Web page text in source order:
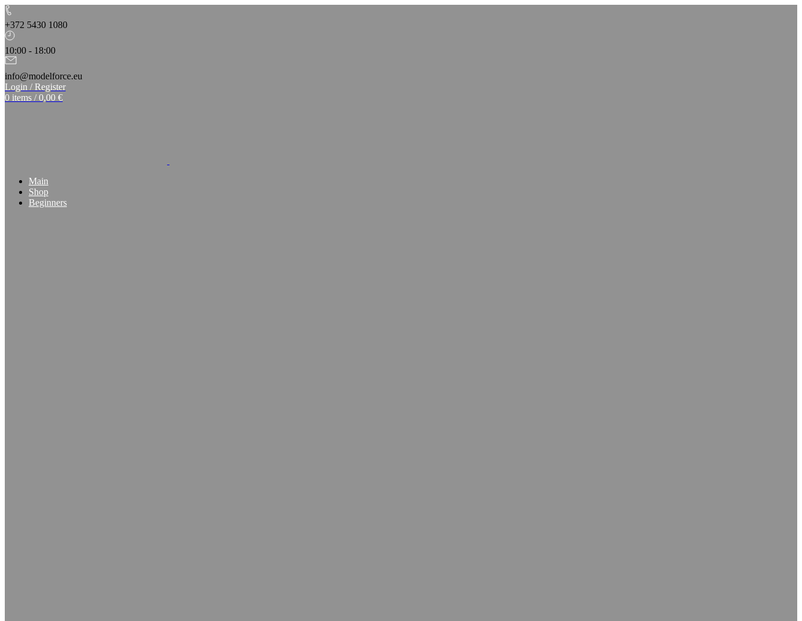
+372 5430 1080
10:00 - 18:00
info@modelforce.eu
Login / Register
0 items / 0,00 €
Main
Shop
Beginners